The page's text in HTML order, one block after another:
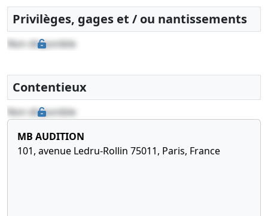
Privilèges, gages et / ou nantissements
Non disponible
Contentieux
Non disponible
MB AUDITION
101, avenue Ledru-Rollin 75011, Paris, France